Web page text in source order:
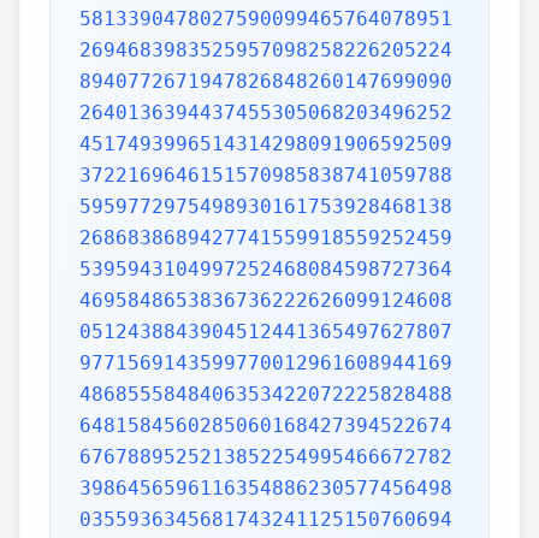
5813390478027590099465764078951
2694683983525957098258226205224
8940772671947826848260147699090
2640136394437455305068203496252
4517493996514314298091906592509
3722169646151570985838741059788
5959772975498930161753928468138
2686838689427741559918559252459
5395943104997252468084598727364
4695848653836736222626099124608
0512438843904512441365497627807
9771569143599770012961608944169
4868555848406353422072225828488
6481584560285060168427394522674
6767889525213852254995466672782
3986456596116354886230577456498
0355936345681743241125150760694